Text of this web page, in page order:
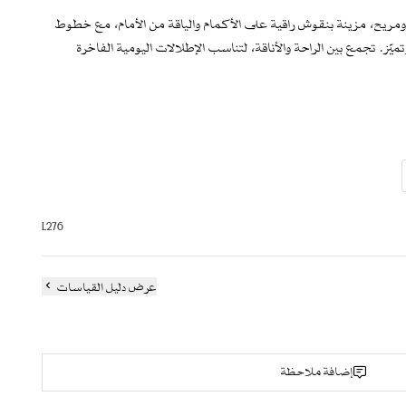
مزينة بنقوش راقية على الأكمام والياقة من الأمام، مع خطوط
بين الراحة والأناقة، لتناسب الإطلالات اليومية الفاخرة
خفيفة وعالية الجودة مناسبة للارتداء الطويل.
فضفاضة
طابعاً فاخراً
L276
عرض دليل القياسات
إضافة ملاحظة